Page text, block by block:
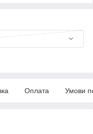
Оплата Умови